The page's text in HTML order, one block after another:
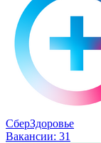
СберЗдоровье
Вакансии: 31